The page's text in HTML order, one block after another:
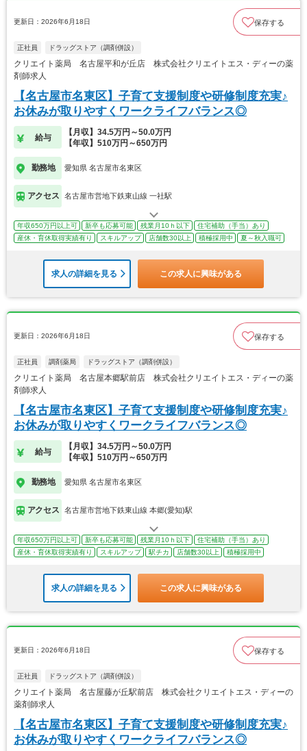
更新日：2026年6月18日 保存する
正社員 ドラッグストア（調剤併設）
クリエイト薬局 名古屋平和が丘店 株式会社クリエイトエス・ディーの薬
剤師求人
【名古屋市名東区】子育て支援制度や研修制度充実♪
お休みが取りやすくワークライフバランス◎
給与
【月収】34.5万円～50.0万円
【年収】510万円～650万円
勤務地 愛知県 名古屋市名東区
アクセス 名古屋市営地下鉄東山線 一社駅
年収650万円以上可 新卒も応募可能 残業月10ｈ以下
住宅補助（手当）あり
産休・育休取得実績有り
スキルアップ 店舗数30以上 積極採用中 夏～秋入職可
求人の詳細を見る この求人に興味がある
更新日：2026年6月18日 保存する
正社員 調剤薬局 ドラッグストア（調剤併設）
クリエイト薬局 名古屋本郷駅前店 株式会社クリエイトエス・ディーの薬
剤師求人
【名古屋市名東区】子育て支援制度や研修制度充実♪
お休みが取りやすくワークライフバランス◎
給与
【月収】34.5万円～50.0万円
【年収】510万円～650万円
勤務地 愛知県 名古屋市名東区
アクセス 名古屋市営地下鉄東山線 本郷(愛知)駅
年収650万円以上可 新卒も応募可能 残業月10ｈ以下
住宅補助（手当）あり
産休・育休取得実績有り
スキルアップ 駅チカ 店舗数30以上 積極採用中
求人の詳細を見る この求人に興味がある
更新日：2026年6月18日 保存する
正社員 ドラッグストア（調剤併設）
クリエイト薬局 名古屋藤が丘駅前店 株式会社クリエイトエス・ディーの
薬剤師求人
【名古屋市名東区】子育て支援制度や研修制度充実♪
お休みが取りやすくワークライフバランス◎